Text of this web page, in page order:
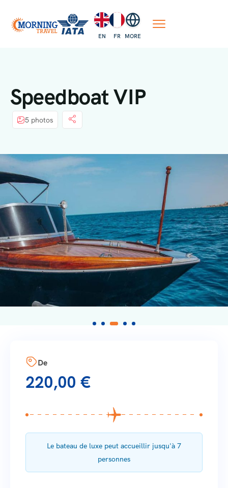
EN FR MORE
Speedboat VIP
5 photos
De
220,00 €
Le bateau de luxe peut accueillir jusqu'à 7
personnes